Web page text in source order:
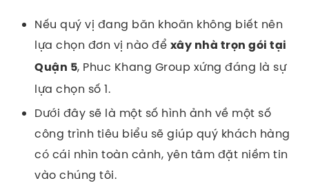
Nếu quý vị đang băn khoăn không biết nên
lựa chọn đơn vị nào để xây nhà trọn gói tại
Quận 5, Phuc Khang Group xứng đáng là sự
lựa chọn số 1.
Dưới đây sẽ là một số hình ảnh về một số
công trình tiêu biểu sẽ giúp quý khách hàng
có cái nhìn toàn cảnh, yên tâm đặt niềm tin
vào chúng tôi.